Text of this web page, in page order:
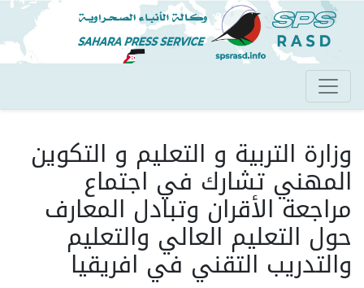
تجاوز
إلى
المحتوى
الرئيسي
وزارة التربية و التعليم و التكوين
المهني تشارك في اجتماع
مراجعة الأقران وتبادل المعارف
حول التعليم العالي والتعليم
والتدريب التقني في افريقيا